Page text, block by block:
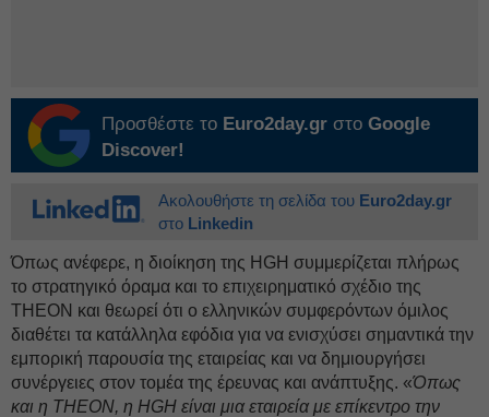
Προσθέστε το Euro2day.gr στο Google
Discover!
Ακολουθήστε τη σελίδα του Euro2day.gr
στο Linkedin
Όπως ανέφερε, η διοίκηση της HGH συμμερίζεται πλήρως
το στρατηγικό όραμα και το επιχειρηματικό σχέδιο της
THEON και θεωρεί ότι ο ελληνικών συμφερόντων όμιλος
διαθέτει τα κατάλληλα εφόδια για να ενισχύσει σημαντικά την
εμπορική παρουσία της εταιρείας και να δημιουργήσει
συνέργειες στον τομέα της έρευνας και ανάπτυξης. «Όπως
και η THEON, η HGH είναι μια εταιρεία με επίκεντρο την